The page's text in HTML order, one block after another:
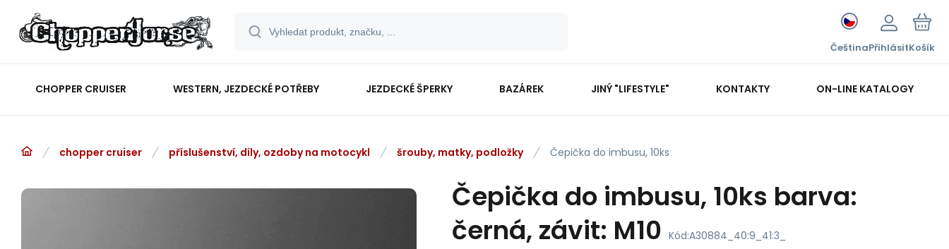
ČeštinaPřihlásitKošík
CHOPPER CRUISER WESTERN, JEZDECKÉ POTŘEBY JEZDECKÉ ŠPERKY BAZÁREK JINÝ "LIFESTYLE" KONTAKTY ON-LINE KATALOGY
chopper cruiser příslušenství, díly, ozdoby na motocykl šrouby, matky, podložky Čepička do imbusu, 10ks
Čepička do imbusu, 10ks barva:
černá, závit: M10 Kód:A30884_40:9_41:3_